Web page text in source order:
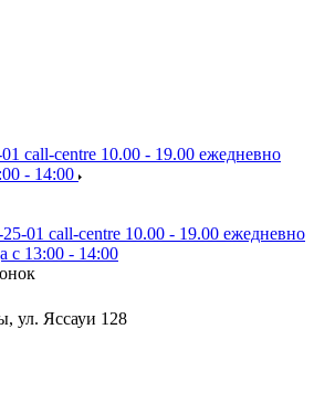
call-centre 10.00 - 19.00 ежедневно
- 14:00
01 call-centre 10.00 - 19.00 ежедневно
с 13:00 - 14:00
ул. Яссауи 128